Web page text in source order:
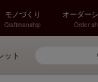
モノづくり
Craftmanship
オーダー
Order
ット